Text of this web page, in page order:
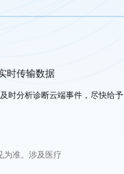
时传输数据
时分析诊断云端事件，尽快给予
为准。涉及医疗